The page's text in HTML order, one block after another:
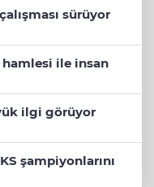
sürüyor
ile insan
ilgi görüyor
şampiyonlarını